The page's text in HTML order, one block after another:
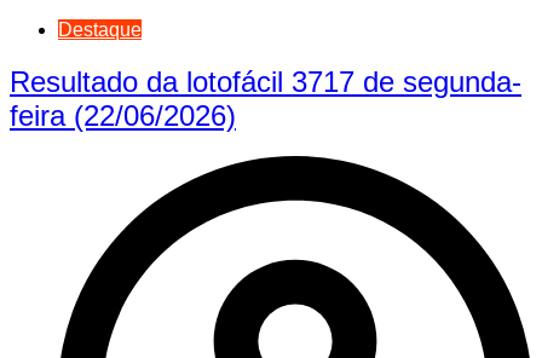
Destaque
Resultado da lotofácil 3717 de segunda-
feira (22/06/2026)